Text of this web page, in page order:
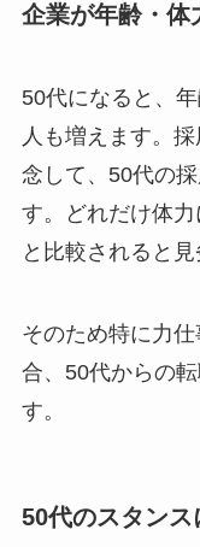
企業が年齢・体
50代になると、
人も増えます。
念して、50代の
す。どれだけ体
と比較されると見
そのため特に力
合、50代からの
す。
50代のスタン